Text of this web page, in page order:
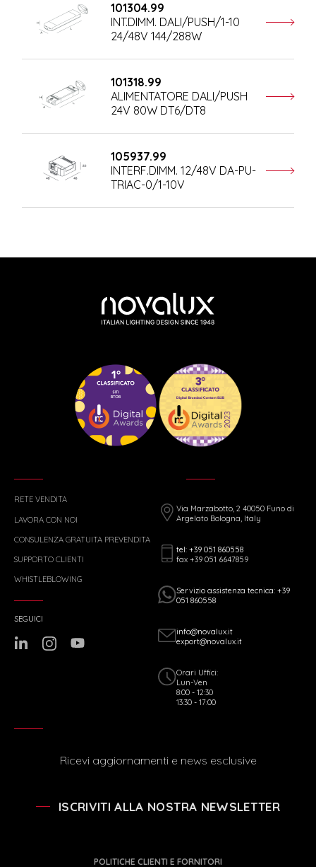
101304.99
INT.DIMM. DALI/PUSH/1-10
24/48V 144/288W
101318.99
ALIMENTATORE DALI/PUSH
24V 80W DT6/DT8
105937.99
INTERF.DIMM. 12/48V DA-PU-
TRIAC-0/1-10V
RETE VENDITA
LAVORA CON NOI
CONSULENZA GRATUITA PREVENDITA
SUPPORTO CLIENTI
WHISTLEBLOWING
Via Marzabotto, 2 40050 Funo di
Argelato Bologna, Italy
tel: +39 051 860558
fax +39 051 6647859
Servizio assistenza tecnica: +39
051 860558
info@novalux.it
export@novalux.it
Orari Uffici:
Lun-Ven
8:00 - 12:30
13:30 - 17:00
SEGUICI
Ricevi aggiornamenti e news esclusive
ISCRIVITI ALLA NOSTRA NEWSLETTER
POLITICHE CLIENTI E FORNITORI